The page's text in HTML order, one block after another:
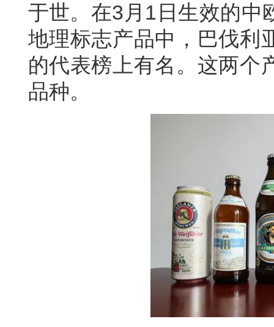
于世。在3月1日生效的中
地理标志产品中，巴伐利
的代表榜上有名。这两个
品种。